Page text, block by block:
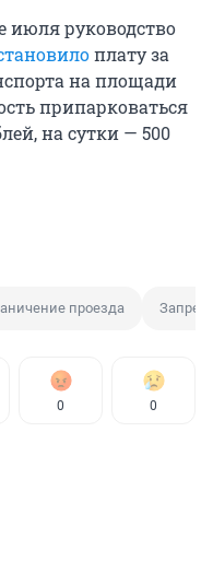
июля руководство
плату за
на площади
припарковаться
на сутки — 500
проезда Запрет
0 0